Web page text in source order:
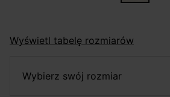
Wyświetl tabelę rozmiarów
wybierz swój rozmiar